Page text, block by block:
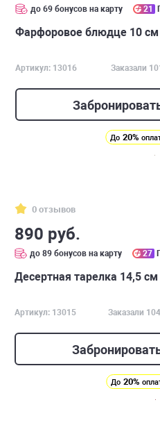
до 69 бонусов на карту 21
Фарфоровое блюдце 10 см
Артикул: 13016 Заказали
До 20%
0 отзывов
890 руб.
до 89 бонусов на карту 27
Десертная тарелка 14,5
Артикул: 13015 Заказали
До 20%